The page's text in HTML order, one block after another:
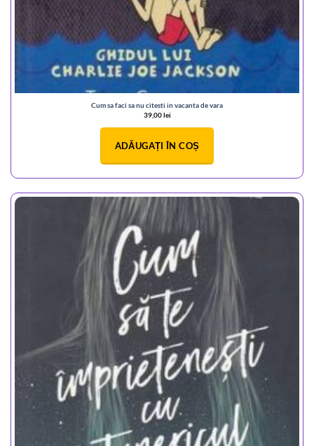
Cum sa faci sa nu citesti in vacanta de vara
39,00lei
ADĂUGAȚI ÎN COȘ